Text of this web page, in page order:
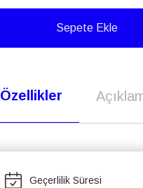
Sepete Ekle
Özellikler
Geçerlilik Süresi